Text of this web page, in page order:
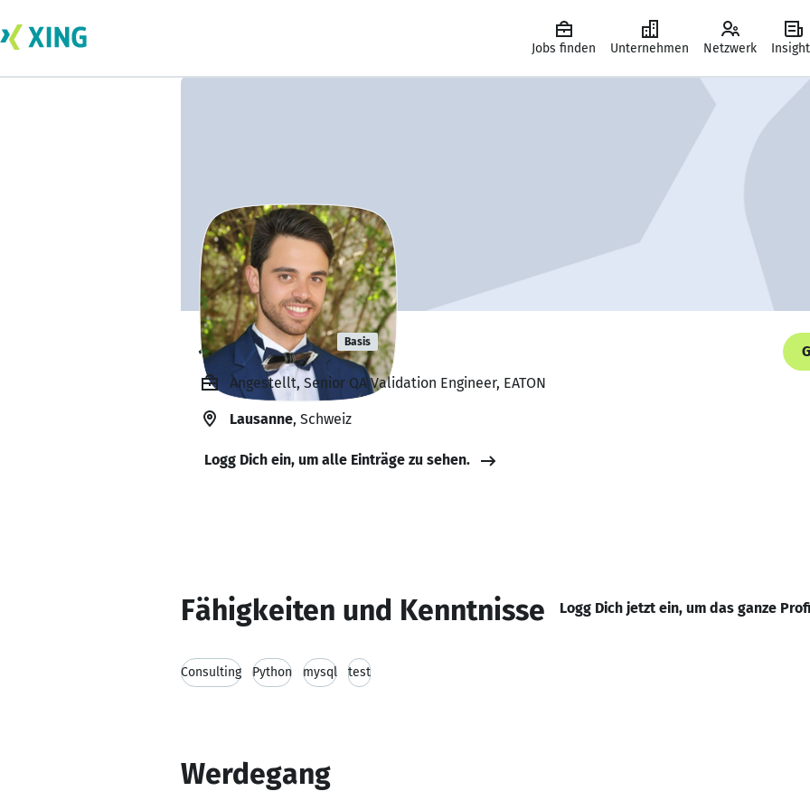
Jobs finden Unternehmen Netzwerk
Jose Matias Basis
Angestellt, Senior QA Validation Engineer, EATON
Lausanne, Schweiz
Logg Dich ein, um alle Einträge zu sehen.
Fähigkeiten und Kenntnisse Logg Dich jetzt ein, um das ganze
Consulting Python mysql test
Werdegang